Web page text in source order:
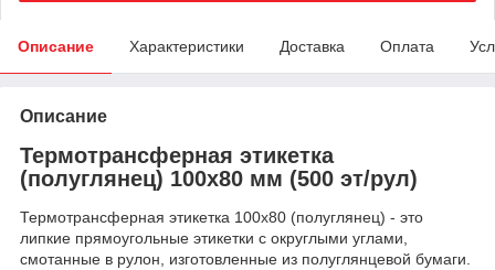
Описание Характеристики Доставка Оплата
Описание
Термотрансферная этикетка
(полуглянец) 100x80 мм (500 эт/рул)
Термотрансферная этикетка 100x80 (полуглянец) - это
липкие прямоугольные этикетки с округлыми углами,
смотанные в рулон, изготовленные из полуглянцевой бумаги.